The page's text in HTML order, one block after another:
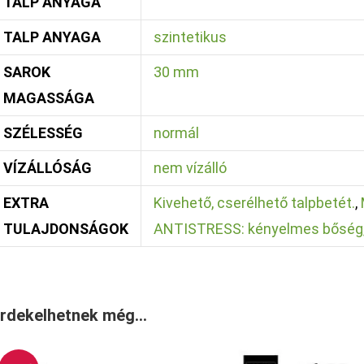
TALP ANYAGA szintetikus
SAROK
MAGASSÁGA
30 mm
SZÉLESSÉG normál
VÍZÁLLÓSÁG nem vízálló
EXTRA
TULAJDONSÁGOK
Kivehető, cserélhető talpbetét.,
ANTISTRESS: kényelmes
még…